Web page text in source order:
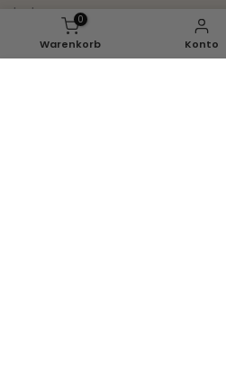
Instagram
Facebook
0
Warenkorb Konto